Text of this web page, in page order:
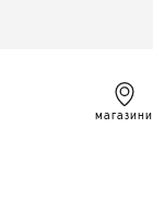
магазини